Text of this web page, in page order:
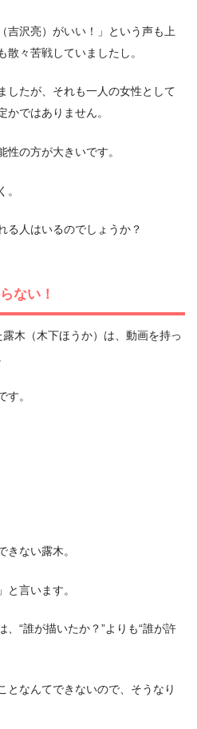
吉沢亮）がいい！」という声も上
々苦戦していましたし。
したが、それも一人の女性として
かではありません。
性の方が大きいです。
る人はいるのでしょうか？
ない！
木（木下ほうか）は、動画を持っ
す。
きない露木。
と言います。
、“誰が描いたか？”よりも“誰が許
となんてできないので、そうなり